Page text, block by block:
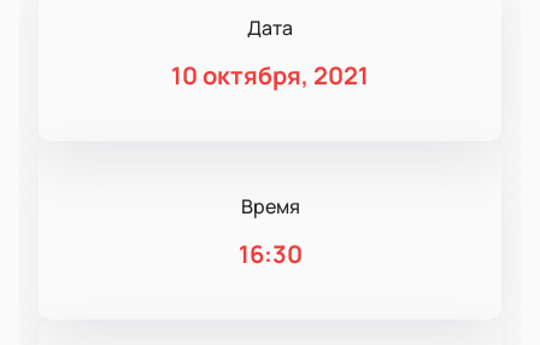
Дата
10 октября, 2021
Время
16:30